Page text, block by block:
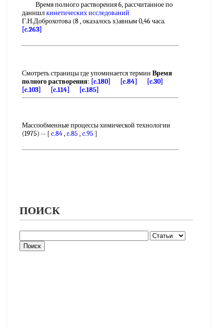
Время полного растворения 6, рассчитанное по
данншлкинетических исследований
Г.Н.Доброхотова (8 , оказалось х)авным 0,46 часа.
[c.263]
Смотреть страницы где упоминается термин Время
полного растворения: [c.180] [c.84]
[c.30]
[c.103]
[c.114] [c.185]
Массообменные процессы химической технологии
(1975) -- [ c.84,c.85 ,c.95 ]
ПОИСК